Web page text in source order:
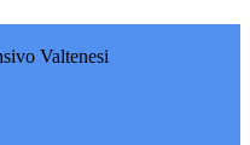
Valtenesi